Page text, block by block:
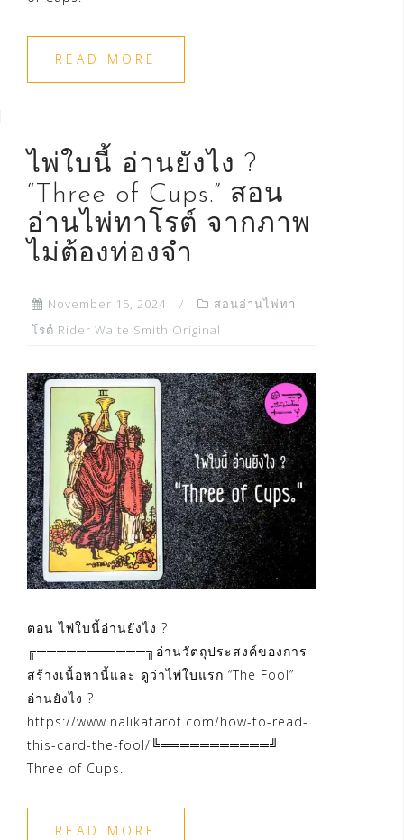
READ MORE
ไพ่ใบนี้ อ่านยังไง ?
“Three of Cups.” สอน
อ่านไพ่ทาโรต์ จากภาพ
ไม่ต้องท่องจำ
November 15, 2024
สอนอ่านไพ่ทา
โรต์ Rider Waite Smith Original
ตอน ไพ่ใบนี้อ่านยังไง ?
╔═══════════╗อ่านวัตถุประสงค์ของการ
สร้างเนื้อหานี้และ ดูว่าไพ่ใบแรก “The Fool”
อ่านยังไง ?
https://www.nalikatarot.com/how-to-read-
this-card-the-fool/╚═══════════╝
Three of Cups.
READ MORE